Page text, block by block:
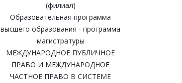
(филиал)
Образовательная программа
высшего образования - программа
магистратуры
МЕЖДУНАРОДНОЕ ПУБЛИЧНОЕ
ПРАВО И МЕЖДУНАРОДНОЕ
ЧАСТНОЕ ПРАВО В СИСТЕМЕ